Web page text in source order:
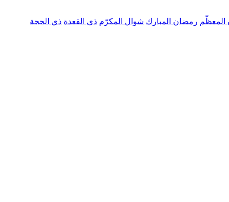
المعظّم رمضان المبارك شوال المكرّم ذي القعدة ذي الحجة